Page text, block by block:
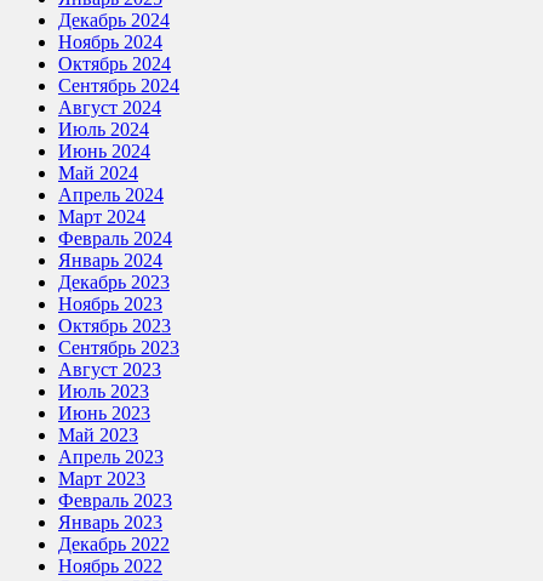
Декабрь 2024
Ноябрь 2024
Октябрь 2024
Сентябрь 2024
Август 2024
Июль 2024
Июнь 2024
Май 2024
Апрель 2024
Март 2024
Февраль 2024
Январь 2024
Декабрь 2023
Ноябрь 2023
Октябрь 2023
Сентябрь 2023
Август 2023
Июль 2023
Июнь 2023
Май 2023
Апрель 2023
Март 2023
Февраль 2023
Январь 2023
Декабрь 2022
Ноябрь 2022